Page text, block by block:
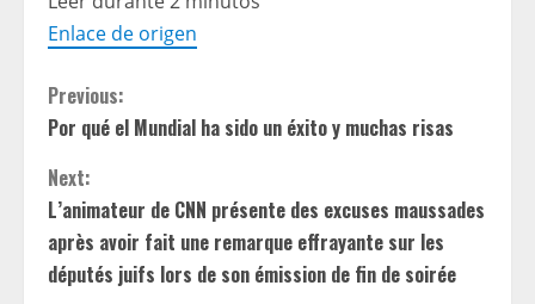
Enlace de origen
C
o
n
t
Previous:
Por qué el Mundial ha sido un éxito y muchas risas
Next:
L’animateur de CNN présente des excuses maussades
après avoir fait une remarque effrayante sur les
députés juifs lors de son émission de fin de soirée